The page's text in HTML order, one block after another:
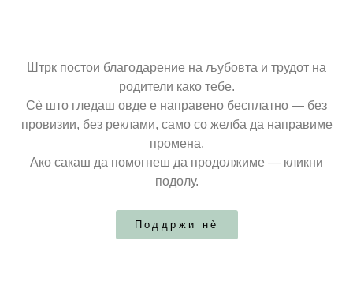
Штрк постои благодарение на љубовта и трудот на
родители како тебе.
Сè што гледаш овде е направено бесплатно — без
провизии, без реклами, само со желба да направиме
промена.
Ако сакаш да помогнеш да продолжиме — кликни
подолу.
Поддржи нѐ